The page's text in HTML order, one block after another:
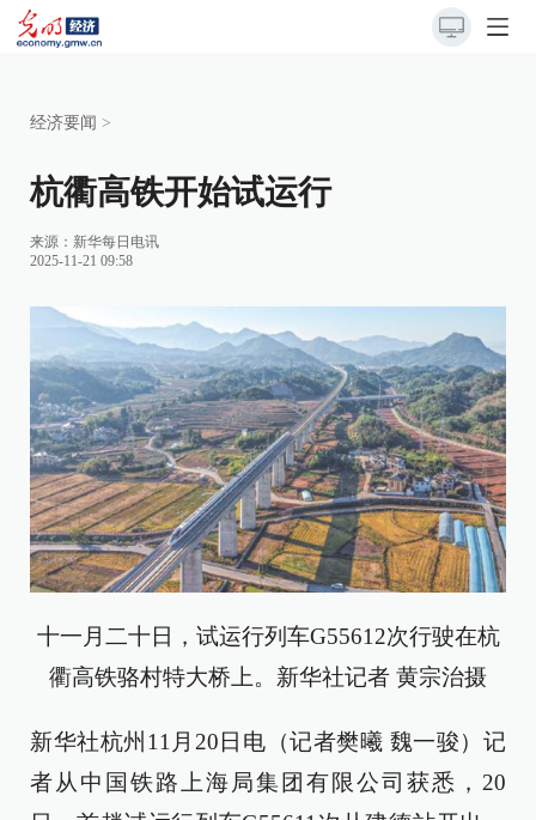
经济要闻 >
杭衢高铁开始试运行
来源： 新华每日电讯
2025-11-21 09:58
十一月二十日，试运行列车G55612次行驶在杭
衢高铁骆村特大桥上。新华社记者 黄宗治摄
新华社杭州11月20日电（记者樊曦 魏一骏）记
者从中国铁路上海局集团有限公司获悉，20